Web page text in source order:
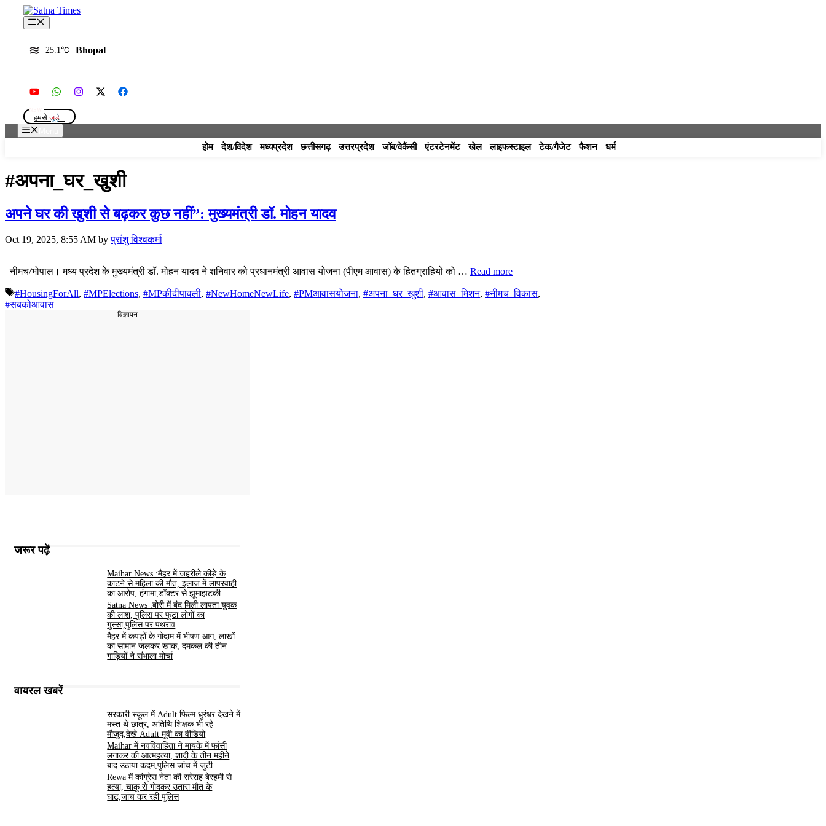
content
Menu
25.1 Bhopal
हमसे जुड़े...
होम देश/विदेश मध्यप्रदेश छत्तीसगढ़ उत्तरप्रदेश जॉब/वेकैंसी एंटरटेनमेंट खेल लाइफस्टाइल टेक/गैजेट फैशन धर्म
#अपना_घर_खुशी
अपने घर की खुशी से बढ़कर कुछ नहीं”: मुख्यमंत्री डॉ. मोहन यादव
Oct 19, 2025, 8:55 AM byप्रांशु विश्वकर्मा
नीमच/भोपाल। मध्य प्रदेश के मुख्यमंत्री डॉ. मोहन यादव ने शनिवार को प्रधानमंत्री आवास योजना (पीएम आवास) के हितग्राहियों को … Read more
Tags
#HousingForAll, #MPElections, #MPकीदीपावली, #NewHomeNewLife, #PMआवासयोजना, #अपना_घर_खुशी, #आवास_मिशन, #नीमच_विकास,
#सबकोआवास
विज्ञापन
जरूर पढ़ें
Maihar News :मैहर में जहरीले कीड़े के
काटने से महिला की मौत, इलाज में लापरवाही
का आरोप, हंगामा,डॉक्टर से झूमाझटकी
Satna News :बोरी में बंद मिली लापता युवक
की लाश, पुलिस पर फूटा लोगों का
गुस्सा,पुलिस पर पथराव
मैहर में कपड़ों के गोदाम में भीषण आग, लाखों
का सामान जलकर खाक, दमकल की तीन
गाड़ियों ने संभाला मोर्चा
वायरल खबरें
सरकारी स्कूल में Adult फिल्म धुरंधर देखने में
मस्त थे छात्र, अतिथि शिक्षक भी रहे
मौजूद,देखे Adult मूवी का वीडियो
Maihar में नवविवाहिता ने मायके में फांसी
लगाकर की आत्महत्या, शादी के तीन महीने
बाद उठाया कदम,पुलिस जांच में जुटी
Rewa में कांग्रेस नेता की सरेराह बेरहमी से
हत्या, चाकू से गोदकर उतारा मौत के
घाट,जांच कर रही पुलिस